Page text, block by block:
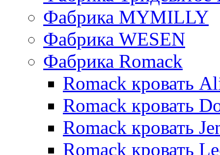
Фабрика MYMILLY
Фабрика WESEN
Фабрика Romack
Romack кровать
Romack кровать
Romack кровать
Romack кровать